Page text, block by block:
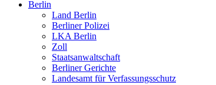
Berlin
Land Berlin
Berliner Polizei
LKA Berlin
Zoll
Staatsanwaltschaft
Berliner Gerichte
Landesamt für Verfassungsschutz